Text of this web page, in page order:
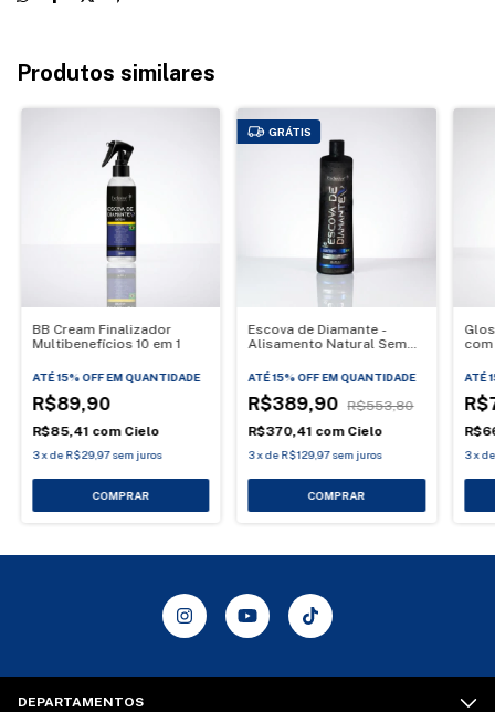
Produtos similares
BB Cream Finalizador
Multibenefícios 10 em 1
ATÉ 15% OFFEM QUANTIDADE
R$89,90
R$85,41 com Cielo
3xdeR$29,97 sem juros
GRÁTIS
Escova de Diamante -
Alisamento Natural Sem
ATÉ 15% OFFEM QUANTIDADE
R$389,90
R$553,80
R$370,41 com Cielo
3xdeR$129,97 sem juros
COMPRAR
ATÉ
3x
DEPARTAMENTOS